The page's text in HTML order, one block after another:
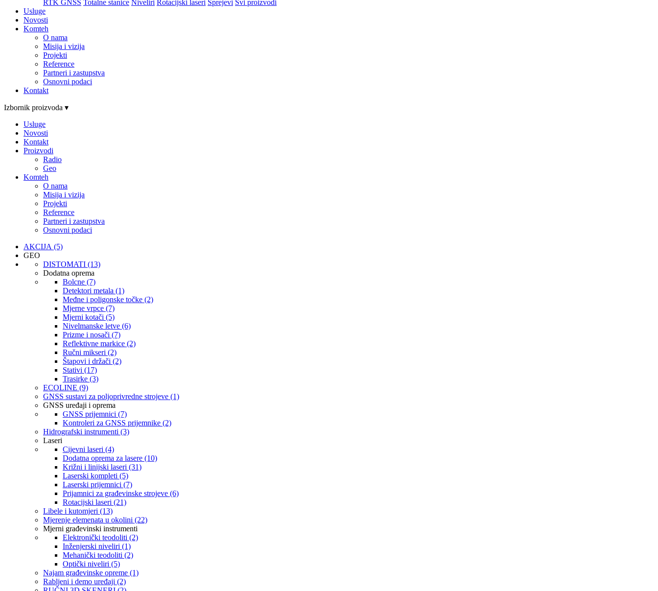
RTK GNSS Totalne stanice Niveliri Rotacijski laseri Sprejevi Svi proizvodi
Usluge
Novosti
Komteh
O nama
Misija i vizija
Projekti
Reference
Partneri i zastupstva
Osnovni podaci
Kontakt
Izbornik proizvoda ▾
Usluge
Novosti
Kontakt
Proizvodi
Radio
Geo
Komteh
O nama
Misija i vizija
Projekti
Reference
Partneri i zastupstva
Osnovni podaci
AKCIJA (5)
GEO
DISTOMATI (13)
Dodatna oprema
Bolcne (7)
Detektori metala (1)
Međne i poligonske točke (2)
Mjerne vrpce (7)
Mjerni kotači (5)
Nivelmanske letve (6)
Prizme i nosači (7)
Reflektivne markice (2)
Ručni mikseri (2)
Štapovi i držači (2)
Stativi (17)
Trasirke (3)
ECOLINE (9)
GNSS sustavi za poljoprivredne strojeve (1)
GNSS uređaji i oprema
GNSS prijemnici (7)
Kontroleri za GNSS prijemnike (2)
Hidrografski instrumenti (3)
Laseri
Cijevni laseri (4)
Dodatna oprema za lasere (10)
Križni i linijski laseri (31)
Laserski kompleti (5)
Laserski prijemnici (7)
Prijamnici za građevinske strojeve (6)
Rotacijski laseri (21)
Libele i kutomjeri (13)
Mjerenje elemenata u okolini (22)
Mjerni građevinski instrumenti
Elektronički teodoliti (2)
Inženjerski niveliri (1)
Mehanički teodoliti (2)
Optički niveliri (5)
Najam građevinske opreme (1)
Rabljeni i demo uređaji (2)